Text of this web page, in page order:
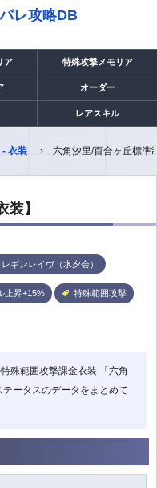
レ攻略DB
ア 特殊攻撃メモリア
オーダー
レアスキル
- 衣装 六角汐里/百合ヶ丘標準
】
レギンレイヴ（水夕会）
上昇+15% 特殊範囲攻撃
殊範囲攻撃課金衣装 「六角
ータスのデータをまとめて